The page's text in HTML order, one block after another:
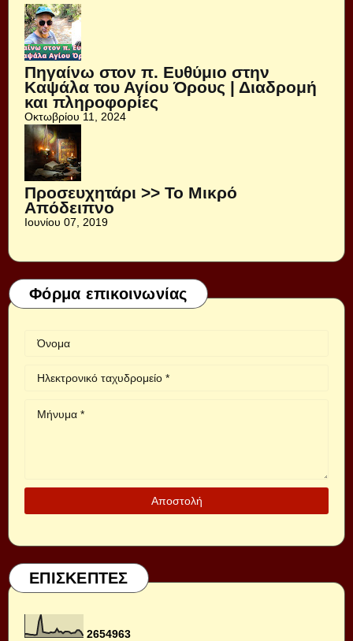
Πηγαίνω στον π. Ευθύμιο στην
Καψάλα του Αγίου Όρους | Διαδρομή
και πληροφορίες
Οκτωβρίου 11, 2024
Προσευχητάρι >> Το Μικρό
Απόδειπνο
Ιουνίου 07, 2019
Φόρμα επικοινωνίας
ΕΠΙΣΚΕΠΤΕΣ
2654963